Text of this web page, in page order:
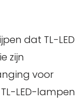
dat TL-LED
zijn
voor
LED-lampen